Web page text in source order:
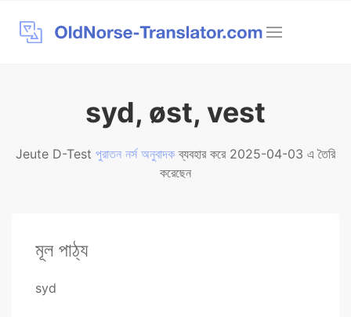
syd, øst, vest
Jeute D-Test পুরাতন নর্স অনুবাদক ব্যবহার করে 2025-04-03 এ তৈরি
করেছেন
মূল পাঠ্য
syd